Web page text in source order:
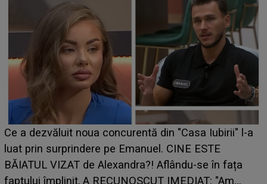
Ce a dezvăluit noua concurentă din "Casa Iubirii" l-a
luat prin surprindere pe Emanuel. CINE ESTE
BĂIATUL VIZAT de Alexandra?! Aflându-se în fața
faptului împlinit, A RECUNOSCUT IMEDIAT: "Am